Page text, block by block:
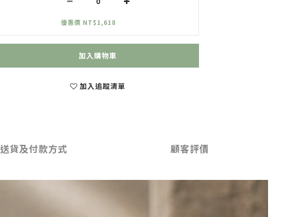
優惠價 NT$1,618
加入購物車
加入追蹤清單
送貨及付款方式 顧客評價